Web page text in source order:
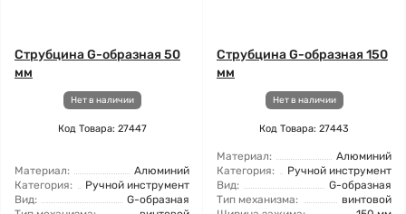
Струбцина G-образная 50
мм
Нет в наличии
Код Товара: 27447
Материал:
Алюминий
Категория:
Ручной инструмент
Вид:
G-образная
Струбцина G-образная 150
мм
Нет в наличии
Код Товара: 27443
Материал:
Алюминий
Категория:
Ручной инструмент
Вид:
G-образная
Тип механизма:
винтовой